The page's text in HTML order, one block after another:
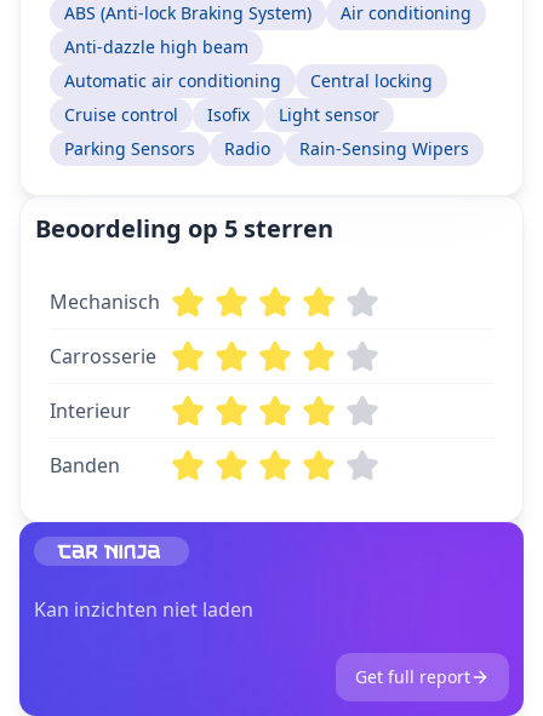
ABS (Anti-lock Braking System)
Air conditioning
Anti-dazzle high beam
Automatic air conditioning
Central locking
Cruise control
Isofix
Light sensor
Parking Sensors
Radio Rain-Sensing Wipers
Beoordeling op 5 sterren
Mechanisch
Carrosserie
Interieur
Banden
Kan inzichten niet laden
Get full report